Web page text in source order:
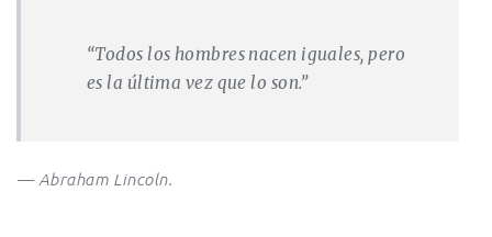
“Todos los hombres nacen iguales, pero
es la última vez que lo son.”
— Abraham Lincoln.